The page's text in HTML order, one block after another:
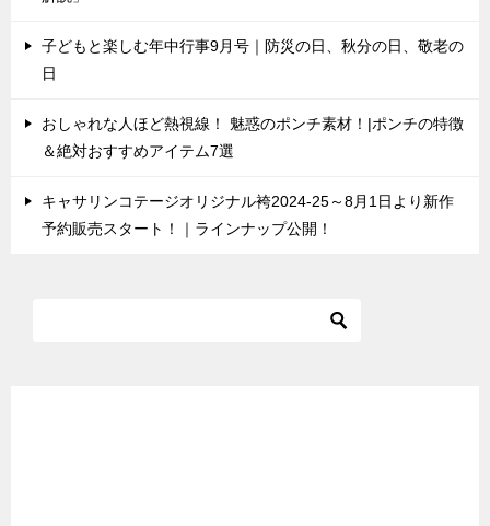
子どもと楽しむ年中行事9月号｜防災の日、秋分の日、敬老の
日
おしゃれな人ほど熱視線！ 魅惑のポンチ素材！|ポンチの特徴
＆絶対おすすめアイテム7選
キャサリンコテージオリジナル袴2024-25～8月1日より新作
予約販売スタート！｜ラインナップ公開！